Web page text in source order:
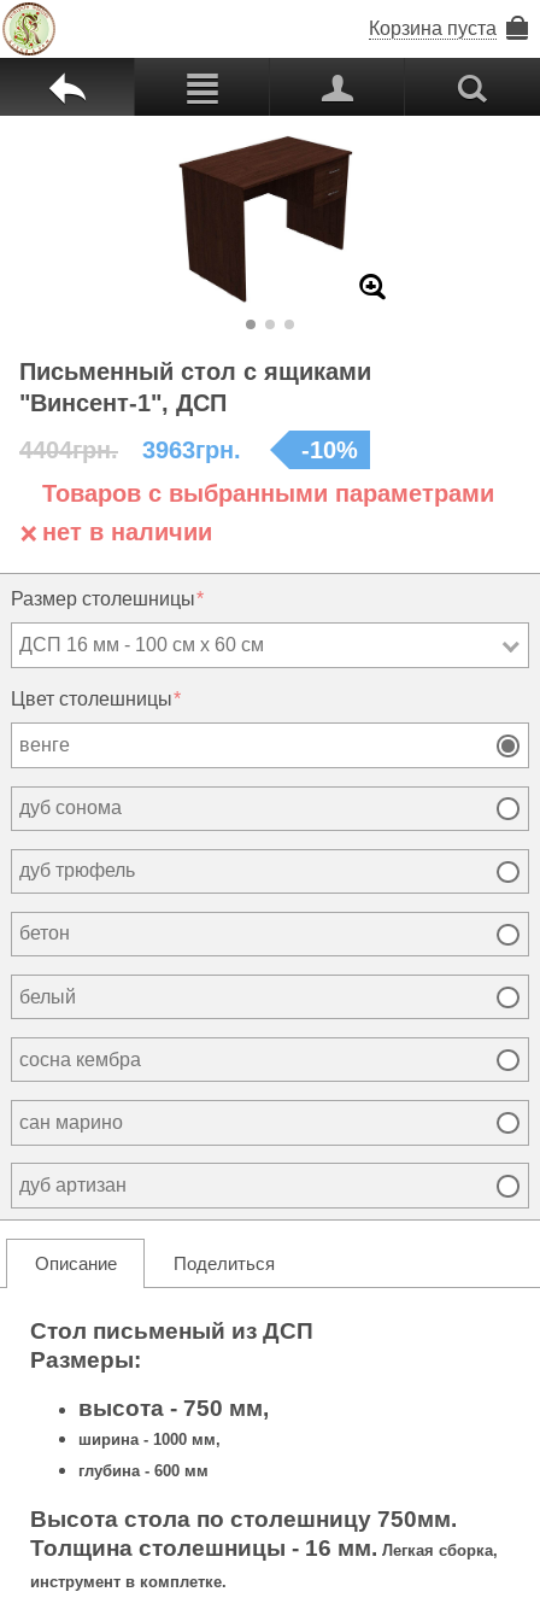
Корзина пуста
b c p s
Z
Письменный стол с ящиками
"Винсент-1", ДСП
4404грн.
3963грн. -10%
Товаров с выбранными параметрами
нет в наличии
Размер столешницы
ДСП 16 мм - 100 см х 60 см
Цвет столешницы
венге
дуб сонома
дуб трюфель
бетон
белый
сосна кембра
сан марино
дуб артизан
Описание Поделиться
Стол письменый из ДСП
Размеры:
высота - 750 мм,
ширина - 1000 мм,
глубина - 600 мм
Высота стола по столешницу 750мм.
Толщина столешницы - 16 мм. Легкая сборка,
инструмент в комплетке.